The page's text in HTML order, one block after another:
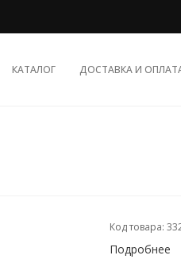
КАТАЛОГ ДОСТАВКА И
Код товара:
Подробнее